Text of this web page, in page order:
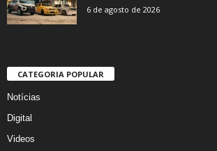
6 de agosto de 2026
CATEGORIA POPULAR
Notícias
Digital
Videos